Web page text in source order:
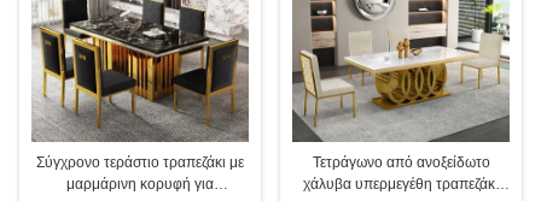
Σύγχρονο τεράστιο τραπεζάκι με
μαρμάρινη κορυφή για
Τετράγωνο από ανοξείδωτο
χάλυβα υπερμεγέθη τραπεζάκι